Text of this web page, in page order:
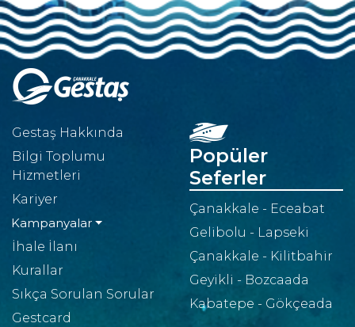
Gestaş Hakkında
Bilgi Toplumu
Hizmetleri
Kariyer
Kampanyalar
İhale İlanı
Kurallar
Sıkça Sorulan Sorular
Gestcard
Popüler
Seferler
Çanakkale - Eceabat
Gelibolu - Lapseki
Çanakkale - Kilitbahir
Geyikli - Bozcaada
Kabatepe - Gökçeada